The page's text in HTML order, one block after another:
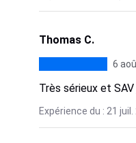
Thomas C.
6
Très sérieux et
Expérience du : 21 juil.